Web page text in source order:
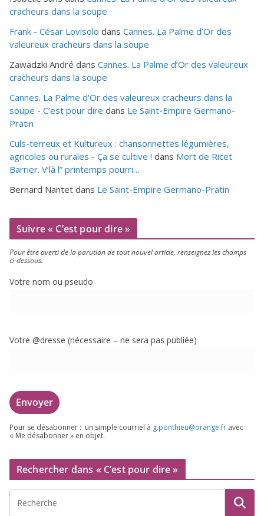
cracheurs dans la soupe
Frank - César Lovisolo dans Cannes. La Palme d’Or des
valeureux cracheurs dans la soupe
Zawadzki André dans Cannes. La Palme d’Or des valeureux
cracheurs dans la soupe
Cannes. La Palme d'Or des valeureux cracheurs dans la
soupe - C’est pour dire dans Le Saint-Empire Germano-
Pratin
Culs-terreux et Kultureux : chansonnettes légumières,
agricoles ou rurales - Ça se cultive ! dans Mort de Ricet
Barrier. V’là l” printemps pourri…
Bernard Nantet dans Le Saint-Empire Germano-Pratin
Suivre « C’est pour dire »
Pour être aver­ti de la paru­tion de tout nou­vel article, ren­sei­gnez les champs
ci-dessous.
Votre nom ou pseudo
Votre @dresse (néces­saire – ne sera pas publiée)
Pour se désa­bon­ner : un simple cour­riel à g.​ponthieu@​orange.​fr avec
« Me désa­bon­ner » en objet.
Rechercher dans « C’est pour dire »